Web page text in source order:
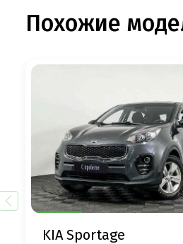
Похожие
KIA Sportage